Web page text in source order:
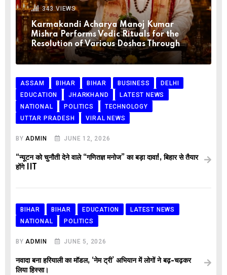
343 VIEWS
Karmakandi Acharya Manoj Kumar
Mishra Performs Vedic Rituals for the
Resolution of Various Doshas Through
ASSAM BIHAR BIHAR BUSINESS
DELHI
EDUCATION
JHARKHAND
LATEST NEWS
NATIONAL
POLITICS
TECHNOLOGY
UTTAR PRADESH
VIRAL NEWS
BY ADMIN JUNE 12, 2026
“न्यूटन को चुनौती देने वाले “गणितज्ञ मनोज” का बड़ा दावा!, बिहार से तैयार
होंगे IIT
BIHAR BIHAR EDUCATION
LATEST NEWS
NATIONAL
POLITICS
BY ADMIN JUNE 5, 2026
नवादा बना हरियाली का मॉडल, ‘नेम ट्री’ अभियान में लोगों ने बढ़-चढ़कर
लिया हिस्सा।